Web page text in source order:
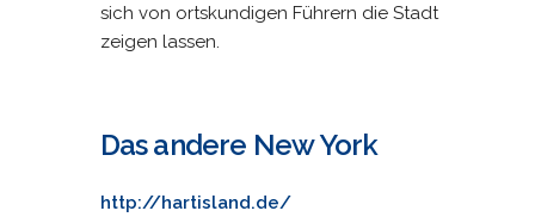
sich von ortskundigen Führern die Stadt
zeigen lassen.
Das andere New York
http://hartisland.de/